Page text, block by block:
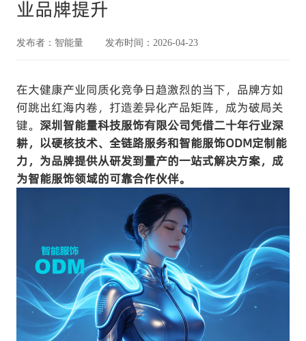
业品牌提升
发布者：智能量 发布时间：2026-04-23
在大健康产业同质化竞争日趋激烈的当下，品牌方如
何跳出红海内卷，打造差异化产品矩阵，成为破局关
键。 深圳智能量科技服饰有限公司凭借二十年行业深
耕，以硬核技术、全链路服务和智能服饰ODM定制能
力，为品牌提供从研发到量产的一站式解决方案，成
为智能服饰领域的可靠合作伙伴。